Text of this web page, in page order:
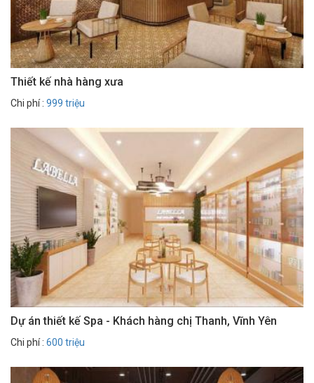
Thiết kế nhà hàng xưa
Chi phí : 999 triệu
Dự án thiết kế Spa - Khách hàng chị Thanh, Vĩnh Yên
Chi phí : 600 triệu